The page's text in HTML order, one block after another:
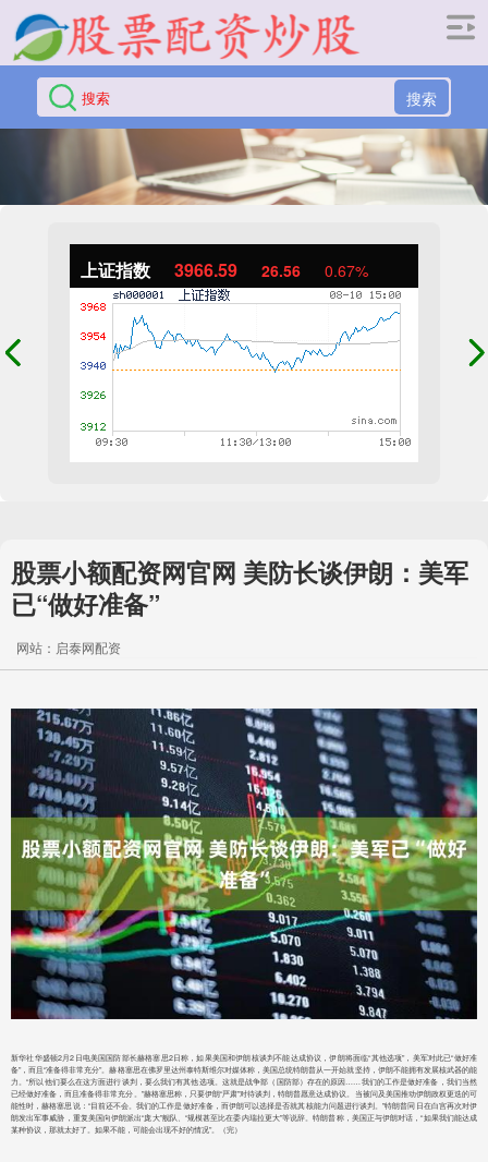
搜索
上证指数 3966.59 26.56 0.67%
股票小额配资网官网 美防长谈伊朗：美军
已“做好准备”
网站：启泰网配资
新华社华盛顿2月2日电美国国防部长赫格塞思2日称，如果美国和伊朗核谈判不能达成协议，伊朗将面临“其他选项”，美军对此已“做好准
备”，而且“准备得非常充分”。赫格塞思在佛罗里达州泰特斯维尔对媒体称，美国总统特朗普从一开始就坚持，伊朗不能拥有发展核武器的能
力。“所以他们要么在这方面进行谈判，要么我们有其他选项。这就是战争部（国防部）存在的原因……我们的工作是做好准备，我们当然
已经做好准备，而且准备得非常充分。”赫格塞思称，只要伊朗“严肃”对待谈判，特朗普愿意达成协议。当被问及美国推动伊朗政权更迭的可
能性时，赫格塞思说：“目前还不会。我们的工作是做好准备，而伊朗可以选择是否就其核能力问题进行谈判。”特朗普同日在白宫再次对伊
朗发出军事威胁，重复美国向伊朗派出“庞大”舰队、“规模甚至比在委内瑞拉更大”等说辞。特朗普称，美国正与伊朗对话，“如果我们能达成
某种协议，那就太好了。如果不能，可能会出现不好的情况”。（完）